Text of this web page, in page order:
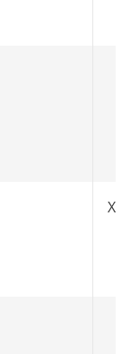
X